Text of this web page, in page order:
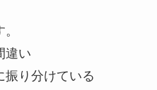
違い
振り分けている